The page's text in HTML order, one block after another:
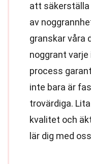
att säkerställa
av
granskar våra
noggrant varje
process
inte bara är
trovärdiga.
kvalitet och
lär dig med